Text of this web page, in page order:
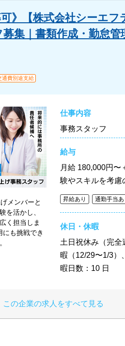
可》【株式会社シーエ
集｜書類作成・勤怠
通費別途支給
メンバーと
を活かし、
く担当しま
も挑戦でき
仕事内容
事務スタッフ
給与
月給 180,000円〜
験やスキルを考慮
昇給あり 通勤手当あ
休日・休暇
土日祝休み（完
暇（12/29〜1/3）
暇日数：10 日
この企業の求人をすべて見る